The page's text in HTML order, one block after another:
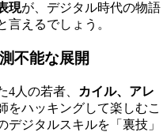
現が、デジタル時代の物語
言えるでしょう。
不能な展開
人の若者、
カイル、アレ
をハッキングして楽しむこ
デジタルスキルを「裏技」